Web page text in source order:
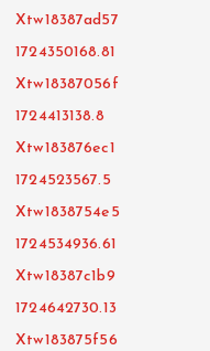
Xtw18387ad57
1724350168.81
Xtw18387056f
1724413138.8
Xtw183876ec1
1724523567.5
Xtw1838754e5
1724534936.61
Xtw18387c1b9
1724642730.13
Xtw183875f56